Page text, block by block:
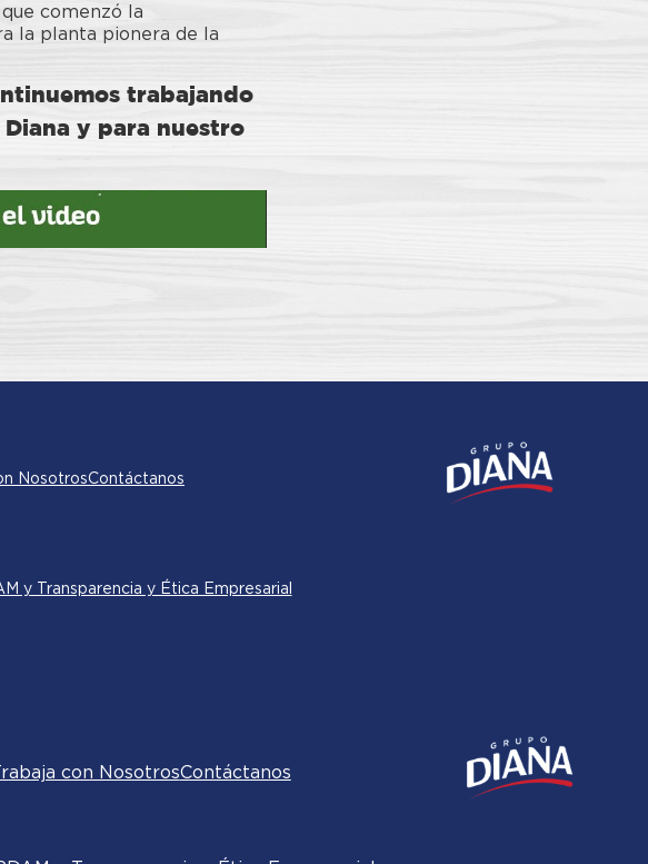
comenzó la
la planta pionera de la
trabajando
y para nuestro
NosotrosContáctanos
y Transparencia y Ética Empresarial
con NosotrosContáctanos